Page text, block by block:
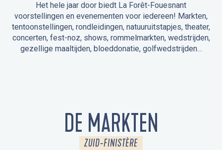
Het hele jaar door biedt La Forêt-Fouesnant
voorstellingen en evenementen voor iedereen! Markten,
tentoonstellingen, rondleidingen, natuuruitstapjes, theater,
concerten, fest-noz, shows, rommelmarkten, wedstrijden,
gezellige maaltijden, bloeddonatie, golfwedstrijden…
DE MARKTEN
ZUID-FINISTÈRE